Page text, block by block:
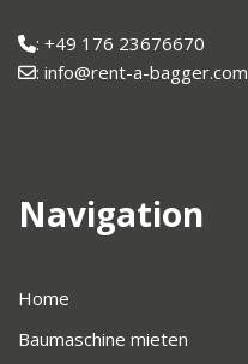
: +49 176 23676670
: info@rent-a-bagger.com
Navigation
Home
Baumaschine mieten